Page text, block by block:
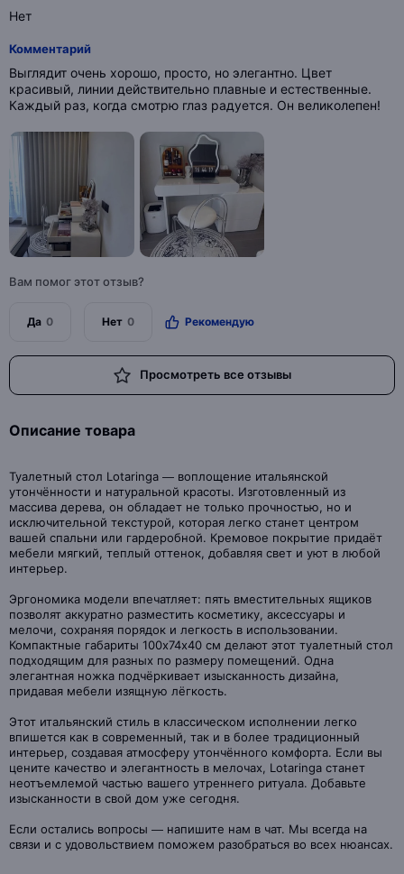
Нет
Комментарий
Выглядит очень хорошо, просто, но элегантно. Цвет
красивый, линии действительно плавные и естественные.
Каждый раз, когда смотрю глаз радуется. Он великолепен!
Вам помог этот отзыв?
Да 0 Нет 0 Рекомендую
Просмотреть все отзывы
Описание товара
Туалетный стол Lotaringa — воплощение итальянской
утончённости и натуральной красоты. Изготовленный из
массива дерева, он обладает не только прочностью, но и
исключительной текстурой, которая легко станет центром
вашей спальни или гардеробной. Кремовое покрытие придаёт
мебели мягкий, теплый оттенок, добавляя свет и уют в любой
интерьер.
Эргономика модели впечатляет: пять вместительных ящиков
позволят аккуратно разместить косметику, аксессуары и
мелочи, сохраняя порядок и легкость в использовании.
Компактные габариты 100х74х40 см делают этот туалетный стол
подходящим для разных по размеру помещений. Одна
элегантная ножка подчёркивает изысканность дизайна,
придавая мебели изящную лёгкость.
Этот итальянский стиль в классическом исполнении легко
впишется как в современный, так и в более традиционный
интерьер, создавая атмосферу утончённого комфорта. Если вы
цените качество и элегантность в мелочах, Lotaringa станет
неотъемлемой частью вашего утреннего ритуала. Добавьте
изысканности в свой дом уже сегодня.
Если остались вопросы — напишите нам в чат. Мы всегда на
связи и с удовольствием поможем разобраться во всех нюансах.